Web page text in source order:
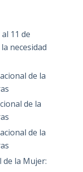
11 de
necesidad
de la
de la
de la
la Mujer: